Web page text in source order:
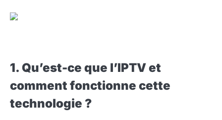
1. Qu’est-ce que l’IPTV et
comment fonctionne cette
technologie ?